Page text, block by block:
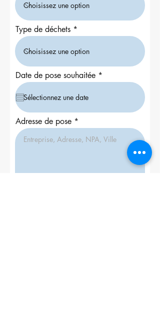
Type de déchets
Date de pose souhaitée *
e
r
d
Adresse de pose